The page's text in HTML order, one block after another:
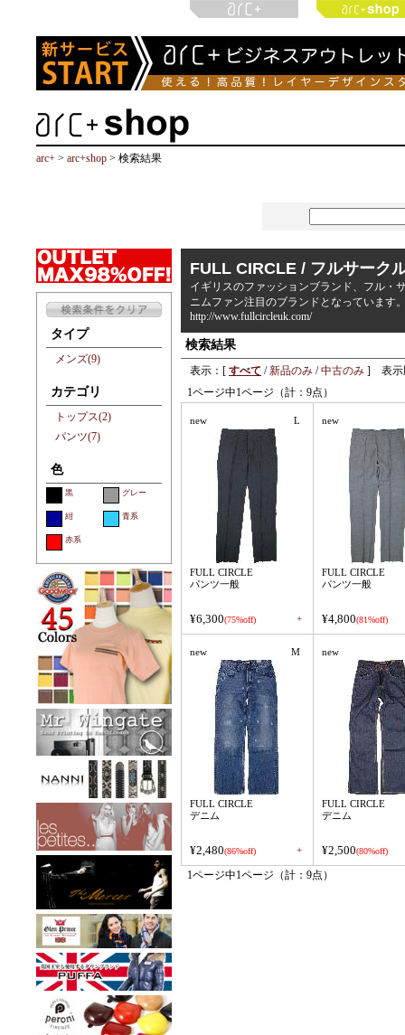
arc+ > arc+shop > 検索結果
タイプ
メンズ(9)
カテゴリ
トップス(2)
パンツ(7)
色
黒 グレー
紺 青系
赤系
FULL CIRCLE / フルサーク
イギリスのファッションブランド、フル・
ニムファン注目のブランドとなっています
http://www.fullcircleuk.com/
検索結果
表示：[ すべて /新品のみ /中古のみ ] 表示
1ページ中1ページ（計：9点）
new L
FULL CIRCLE
パンツ一般
¥6,300(75%off) +
new
FULL CIRCLE
パンツ一般
¥4,800(81%off)
new M
FULL CIRCLE
デニム
¥2,480(86%off) +
new
FULL CIRCLE
デニム
¥2,500(80%off)
1ページ中1ページ（計：9点）